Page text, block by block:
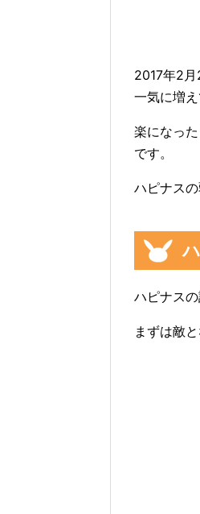
2017年2
一気に増
楽になった
です。
ハピナス
ハピナスの
まずは敵